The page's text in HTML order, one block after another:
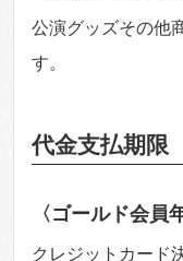
公演グッズその他
す。
代金支払期限
〈ゴールド会員
クレジットカード